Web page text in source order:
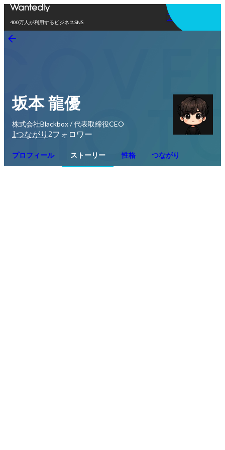
400万人が利用するビジネスSNS
アプリを使う
坂本 龍優
株式会社Blackbox / 代表取締役CEO
1つながり 2フォロワー
プロフィール ストーリー 性格 つながり